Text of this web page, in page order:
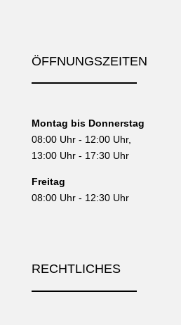
ÖFFNUNGSZEITEN
Montag bis Donnerstag
08:00 Uhr - 12:00 Uhr,
13:00 Uhr - 17:30 Uhr
Freitag
08:00 Uhr - 12:30 Uhr
RECHTLICHES